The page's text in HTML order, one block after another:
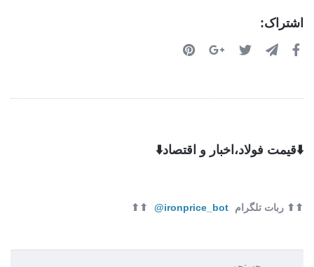
اشتراک:
⬇️قیمت فولاد،اخبار و اقتصاد⬇️
⬆⬆ ربات تلگرام ironprice_bot@
⬆⬆